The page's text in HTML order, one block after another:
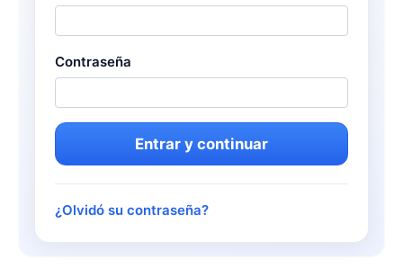
Contraseña
Entrar y continuar
¿Olvidó su contraseña?